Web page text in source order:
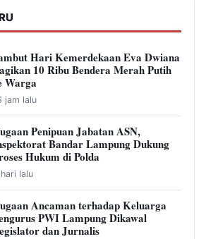
Hari Kemerdekaan Eva Dwiana
10 Ribu Bendera Merah Putih
Warga
jam lalu
Penipuan Jabatan ASN,
Bandar Lampung Dukung
Hukum di Polda
lalu
Ancaman terhadap Keluarga
PWI Lampung Dikawal
dan Jurnalis